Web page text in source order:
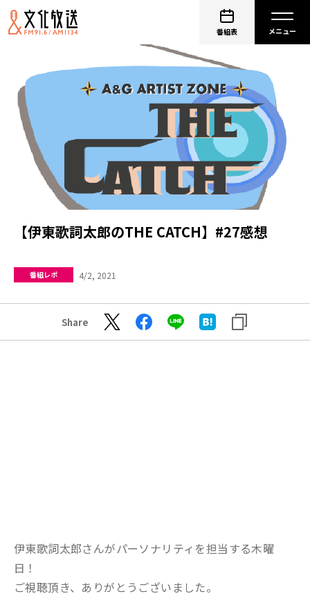
番組表
【伊東歌詞太郎のTHE CATCH】#27感想
番組レポ 4/2, 2021
Share
伊東歌詞太郎さんがパーソナリティを担当する木曜
日！
ご視聴頂き、ありがとうございました。